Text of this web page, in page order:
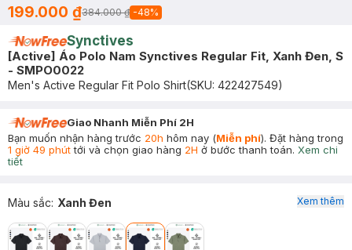
199.000 ₫384.000 ₫ -48%
Synctives
[Active] Áo Polo Nam Synctives Regular Fit, Xanh Đen, S
- SMPO0022
Men's Active Regular Fit Polo Shirt(SKU: 422427549)
Giao Nhanh Miễn Phí 2H
Bạn muốn nhận hàng trước 20h hôm nay (Miễn phí). Đặt hàng trong
1 giờ 49 phúttới và chọn giao hàng 2H ở bước thanh toán. Xem chi
tiết
Màu sắc: Xanh Đen Xem thêm